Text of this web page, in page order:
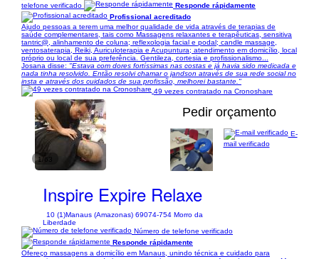
telefone verificado
Responde rápidamente
Profissional acreditado
Ajudo pessoas a terem uma melhor qualidade de vida através de terapias de
saúde complementares, tais como Massagens relaxantes e terapêuticas, sensitiva
tantric@, alinhamento de coluna; reflexologia facial e podal; candle massage,
ventosaterapia, Reiki, Auriculoterapia e Acupuntura; atendimento em domicílio, local
próprio ou local de sua preferência. Gentileza, cortesia e profissionalismo...
Josana disse: "Estava com dores fortíssimas nas costas e já havia sido medicada e
nada tinha resolvido. Então resolvi chamar o jandson através de sua rede social no
insta e através dos cuidados de sua profissão, melhorei bastante."
49 vezes contratado na Cronoshare
1/63
Pedir orçamento
Inspire Expire Relaxe
10 (1)Manaus (Amazonas) 69074-754 Morro da
Liberdade
E-
mail verificado
Número de telefone verificado
Responde rápidamente
Ofereço massagens a domicílio em Manaus, unindo técnica e cuidado para